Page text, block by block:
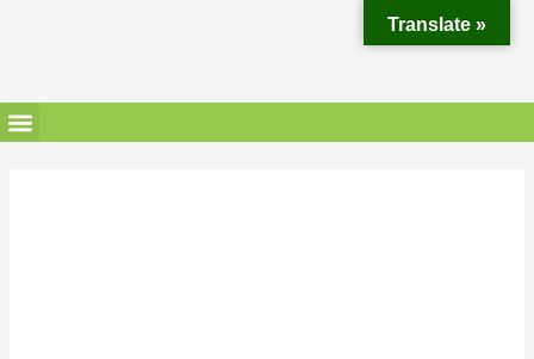
Translate »